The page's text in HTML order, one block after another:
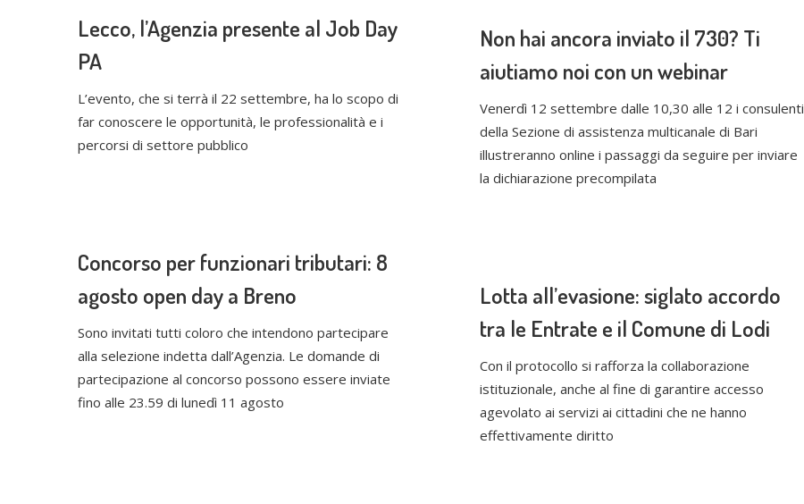
Lecco, l’Agenzia presente al Job Day
PA
L’evento, che si terrà il 22 settembre, ha lo scopo di
far conoscere le opportunità, le professionalità e i
percorsi di settore pubblico
Non hai ancora inviato il 730? Ti
aiutiamo noi con un webinar
Venerdì 12 settembre dalle 10,30 alle 12 i consulenti
della Sezione di assistenza multicanale di Bari
illustreranno online i passaggi da seguire per inviare
la dichiarazione precompilata
Concorso per funzionari tributari: 8
agosto open day a Breno
Sono invitati tutti coloro che intendono partecipare
alla selezione indetta dall’Agenzia. Le domande di
partecipazione al concorso possono essere inviate
fino alle 23.59 di lunedì 11 agosto
Lotta all’evasione: siglato accordo
tra le Entrate e il Comune di Lodi
Con il protocollo si rafforza la collaborazione
istituzionale, anche al fine di garantire accesso
agevolato ai servizi ai cittadini che ne hanno
effettivamente diritto